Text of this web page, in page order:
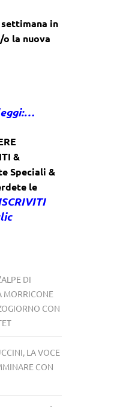
in
la nuova
&
Speciali &
le
DI
MORRICONE
CON
LA VOCE
CON